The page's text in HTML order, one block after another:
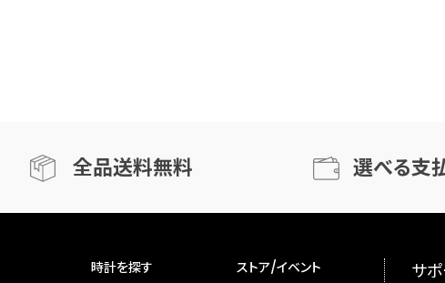
全品送料無料 選べる支
時計を探す ストア/イベント
サ